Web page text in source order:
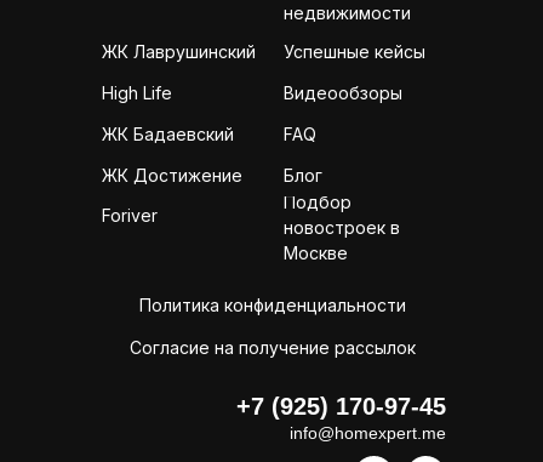
info@homexpert.me
+7 (925) 170-97-45
недвижимости
Успешные кейсы
Видеообзоры
FAQ
Блог
Подбор
новостроек в
Москве
Политика конфиденциальности
Согласие на получение рассылок
Foriver
ЖК Достижение
ЖК Бадаевский
High Life
ЖК Лаврушинский